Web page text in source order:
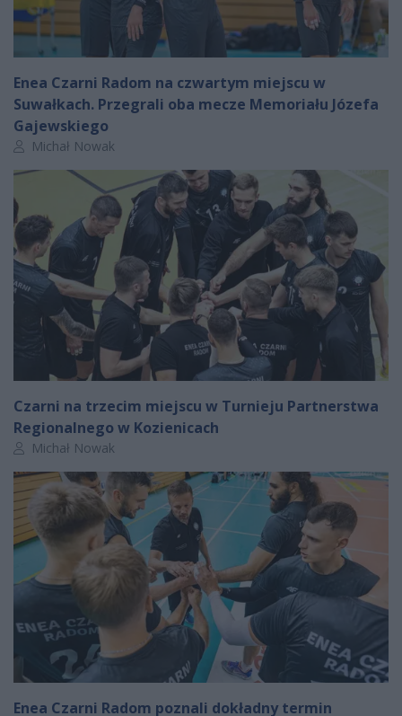
Enea Czarni Radom na czwartym miejscu w
Suwałkach. Przegrali oba mecze Memoriału Józefa
Gajewskiego
Autor artykułu:
Michał Nowak
Czarni na trzecim miejscu w Turnieju Partnerstwa
Regionalnego w Kozienicach
Autor artykułu:
Michał Nowak
Enea Czarni Radom poznali dokładny termin